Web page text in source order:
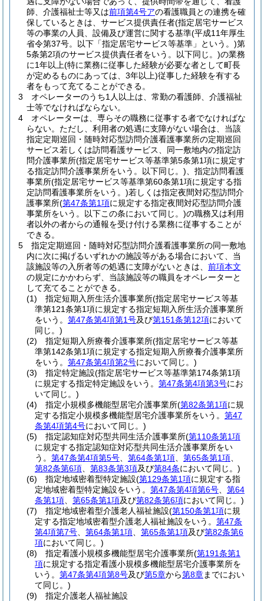
師、介護福祉士等又は前項第4号アの看護職員との連携を確
保しているときは、サービス提供責任者(指定居宅サービス
等の事業の人員、設備及び運営に関する基準(平成11年厚生
省令第37号。以下「指定居宅サービス等基準」という。)第
5条第2項のサービス提供責任者をいう。以下同じ。)の業務
に1年以上(特に業務に従事した経験が必要な者として町長
が定めるものにあっては、3年以上)従事した経験を有する
者をもって充てることができる。
3
オペレーターのうち1人以上は、常勤の看護師、介護福祉
士等でなければならない。
4
オペレーターは、専らその職務に従事する者でなければな
らない。 ただし、利用者の処遇に支障がない場合は、当該
指定定期巡回・随時対応型訪問介護看護事業所の定期巡回
サービス若しくは訪問看護サービス、同一敷地内の指定訪
問介護事業所(指定居宅サービス等基準第5条第1項に規定す
る指定訪問介護事業所をいう。以下同じ。) 、指定訪問看護
事業所(指定居宅サービス等基準第60条第1項に規定する指
定訪問看護事業所をいう。)若しくは指定夜間対応型訪問介
護事業所(第47条第1項に規定する指定夜間対応型訪問介護
事業所をいう。以下この条において同じ。)の職務又は利用
者以外の者からの通報を受け付ける業務に従事することが
できる。
5
指定定期巡回・随時対応型訪問介護看護事業所の同一敷地
内に次に掲げるいずれかの施設等がある場合において、当
該施設等の入所者等の処遇に支障がないときは、 前項本文
の規定にかかわらず、当該施設等の職員をオペレーターと
して充てることができる。
(1)
指定短期入所生活介護事業所(指定居宅サービス等基
準第121条第1項に規定する指定短期入所生活介護事業所
をいう。 第47条第4項第1号及び第151条第12項において
同じ。)
(2)
指定短期入所療養介護事業所(指定居宅サービス等基
準第142条第1項に規定する指定短期入所療養介護事業所
をいう。 第47条第4項第2号において同じ。)
(3)
指定特定施設(指定居宅サービス等基準第174条第1項
に規定する指定特定施設をいう。 第47条第4項第3号にお
いて同じ。)
(4)
指定小規模多機能型居宅介護事業所(第82条第1項に規
定する指定小規模多機能型居宅介護事業所をいう。 第47
条第4項第4号において同じ。)
(5)
指定認知症対応型共同生活介護事業所(第110条第1項
に規定する指定認知症対応型共同生活介護事業所をい
う。 第47条第4項第5号 第64条第1項 第65条第1項
第82条第6項
第83条第3項及び第84条において同じ。)
(6)
指定地域密着型特定施設(第129条第1項に規定する指
定地域密着型特定施設をいう。 第47条第4項第6号
第64
条第1項
第65条第1項及び第82条第6項において同じ。)
(7)
指定地域密着型介護老人福祉施設(第150条第1項に規
定する指定地域密着型介護老人福祉施設をいう。 第47条
第4項第7号
第64条第1項 第65条第1項及び第82条第6
項において同じ。)
(8)
指定看護小規模多機能型居宅介護事業所(第191条第1
項に規定する指定看護小規模多機能型居宅介護事業所を
いう。 第47条第4項第8号及び第5章から第8章までにおい
て同じ。)
(9)
指定介護老人福祉施設